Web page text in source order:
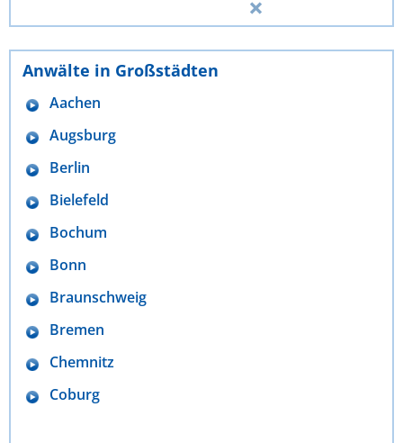
Anwälte in Großstädten
Aachen
Augsburg
Berlin
Bielefeld
Bochum
Bonn
Braunschweig
Bremen
Chemnitz
Coburg